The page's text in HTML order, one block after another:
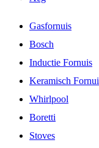
Gasfornuis
Bosch
Inductie Fornuis
Keramisch
Whirlpool
Boretti
Stoves